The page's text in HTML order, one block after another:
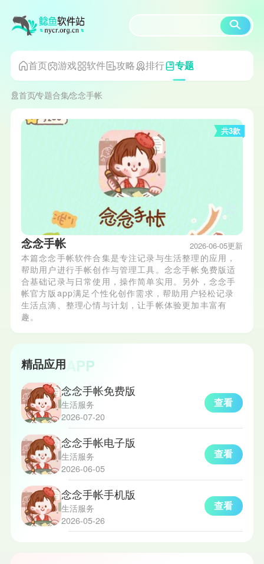
首页 游戏 软件 攻略 排行 专题
首页专题合集念念手帐
共3款
念念手帐 2026-06-05更新
本篇念念手帐软件合集是专注记录与生活整理的应用，
帮助用户进行手帐创作与管理工具。念念手帐免费版适
合基础记录与日常使用，操作简单实用。另外，念念手
帐官方版app满足个性化创作需求，帮助用户轻松记录
生活点滴、整理心情与计划，让手帐体验更加丰富有
趣。
精品应用 APP
念念手帐免费版
生活服务
2026-07-20
查看
念念手帐电子版
生活服务
2026-06-05
查看
念念手帐手机版
生活服务
2026-05-26
查看